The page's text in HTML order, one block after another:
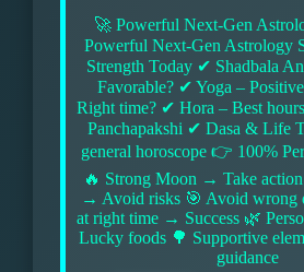
🚀 Powerful Next-Gen
Powerful Next-Gen Astrology
Strength Today ✔ Shadbala
Favorable? ✔ Yoga –
Right time? ✔ Hora – Best
Panchapakshi ✔ Dasa & Life
general horoscope 👉 100%
🔥 Strong Moon → Take
→ Avoid risks 🎯 Avoid wrong
at right time → Success 🌿
Lucky foods 🌳 Supportive
guidance